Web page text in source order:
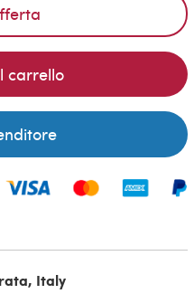
carrello
Italy